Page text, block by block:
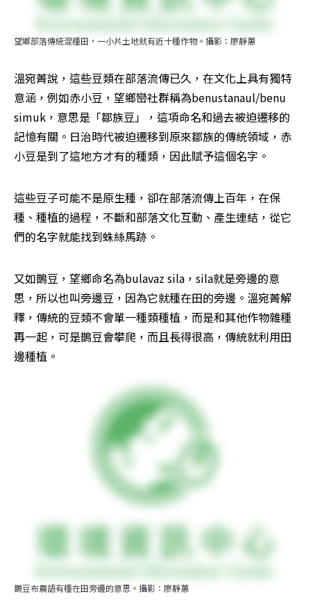
望鄉部落傳統混種田，一小片土地就有近十種作物。攝影：廖靜蕙
溫宛菁說，這些豆類在部落流傳已久，在文化上具有獨特
意涵，例如赤小豆，望鄉巒社群稱為benustanaul/benu
simuk，意思是「鄒族豆」，這項命名和過去被迫遷移的
記憶有關。日治時代被迫遷移到原來鄒族的傳統領域，赤
小豆是到了這地方才有的種類，因此賦予這個名字。
這些豆子可能不是原生種，卻在部落流傳上百年，在保
種、種植的過程，不斷和部落文化互動、產生連結，從它
們的名字就能找到蛛絲馬跡。
又如鵲豆，望鄉命名為bulavaz sila，sila就是旁邊的意
思，所以也叫旁邊豆，因為它就種在田的旁邊。溫宛菁解
釋，傳統的豆類不會單一種類種植，而是和其他作物雜種
再一起，可是鵲豆會攀爬，而且長得很高，傳統就利用田
邊種植。
鵲豆布農語有種在田旁邊的意思。攝影：廖靜蕙